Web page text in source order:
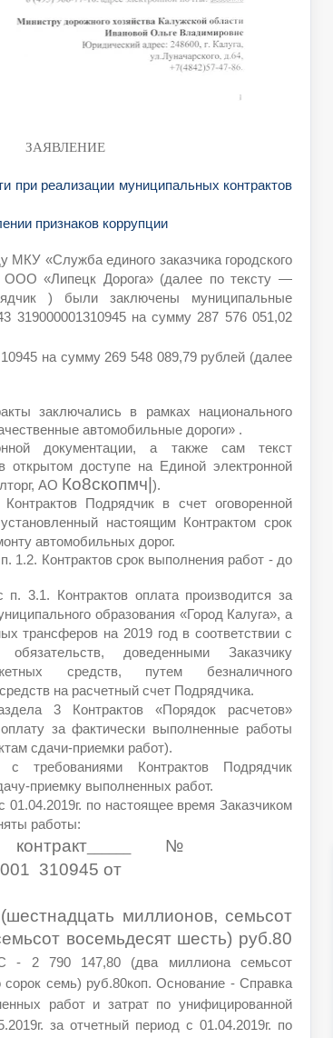
ЗАЯВЛЕНИЕ
при реализации муниципальных контрактов
признаков коррупции
МКУ «Служба единого заказчика городского
ООО «Липецк Дорога» (далее по тексту —
) были заключены муниципальные
319000001310945 на сумму 287 576 051,02
на сумму 269 548 089,79 рублей (далее
заключались в рамках национального
автомобильные дороги» .
документации, а также сам текст
открытом доступе на Единой электронной
АО Ко8скопмч| ).
Подрядчик в счет оговоренной
настоящим Контрактом срок
автомобильных дорог.
1.2. Контрактов срок выполнения работ - до
п. 3.1. Контрактов оплата производится за
образования «Город Калуга», а
трансферов на 2019 год в соответствии с
доведенными Заказчику
средств, путем безналичного
на расчетный счет Подрядчика.
3 Контрактов «Порядок расчетов»
за фактически выполненные работы
сдачи-приемки работ).
с требованиями Контрактов Подрядчик
приемку выполненных работ.
01.04.2019г. по настоящее время Заказчиком
работы:
______ №
310945 от
миллионов, семьсот
восемьдесят шесть) руб.80
- 2 790 147,80 (два миллиона семьсот
сорок семь) руб.80коп. Основание - Справка
работ и затрат по унифицированной
за отчетный период с 01.04.2019г. по